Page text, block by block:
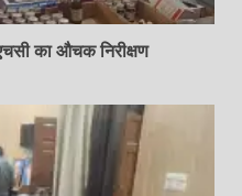
का औचक निरीक्षण